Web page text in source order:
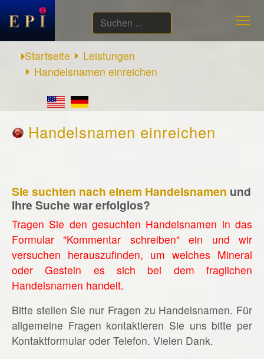
Suchen
...
Startseite
Leistungen
Handelsnamen einreichen
Handelsnamen einreichen
Sie suchten nach einem Handelsnamen und
Ihre Suche war erfolglos?
Tragen Sie den gesuchten Handelsnamen in das
Formular "Kommentar schreiben" ein und wir
versuchen herauszufinden, um welches Mineral
oder Gestein es sich bei dem fraglichen
Handelsnamen handelt.
Bitte stellen Sie nur Fragen zu Handelsnamen. Für
allgemeine Fragen kontaktieren Sie uns bitte per
Kontaktformular oder Telefon. Vielen Dank.